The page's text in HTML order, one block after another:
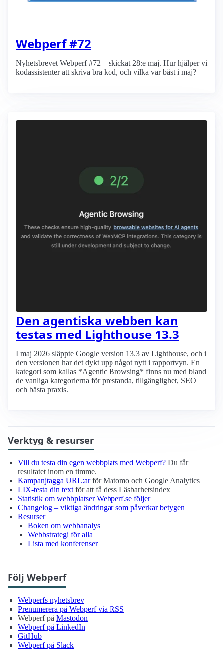
Webperf #72
Nyhetsbrevet Webperf #72 – skickat 28:e maj. Hur hjälper vi
kodassistenter att skriva bra kod, och vilka var bäst i maj?
Den agentiska webben kan
testas med Lighthouse 13.3
I maj 2026 släppte Google version 13.3 av Lighthouse, och i
den versionen har det dykt upp något nytt i rapportvyn. En
kategori som kallas *Agentic Browsing* finns nu med bland
de vanliga kategorierna för prestanda, tillgänglighet, SEO
och bästa praxis.
Verktyg & resurser
Vill du testa din egen webbplats med Webperf? Du får
resultatet inom en timme.
Kampanjtagga URL:arför Matomo och Google Analytics
LIX-testa din text för att få dess Läsbarhetsindex
Statistik om webbplatser Webperf.se följer
Changelog – viktiga ändringar som påverkar betygen
Resurser
Boken om webbanalys
Webbstrategi för alla
Lista med konferenser
Följ Webperf
Webperfs nyhetsbrev
Prenumerera på Webperf via RSS
Webperf på Mastodon
Webperf på LinkedIn
GitHub
Webperf på Slack